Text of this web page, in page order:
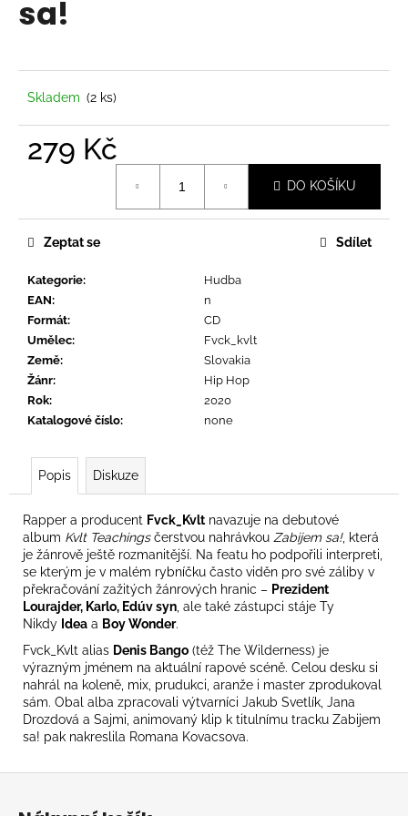
sa!
Skladem (2 ks)
279 Kč
DO KOŠÍKU
Kategorie:
Hudba
EAN:
n
Formát:
CD
Umělec:
Fvck_kvlt
Země:
Slovakia
Žánr:
Hip Hop
Rok:
2020
Katalogové číslo: none
Zeptat se Sdílet
Popis Diskuze
Rapper a producent Fvck_Kvlt navazuje na debutové
album Kvlt Teachingsčerstvou nahrávkou Zabijem sa!, která
je žánrově ještě rozmanitější. Na featu ho podpořili interpreti,
se kterým je v malém rybníčku často viděn pro své záliby v
překračování zažitých žánrových hranic – Prezident
Lourajder, Karlo, Edúv syn , ale také zástupci stáje Ty
Nikdy Idea a Boy Wonder.
Fvck_Kvlt alias Denis Bango (též The Wilderness) je
výrazným jménem na aktuální rapové scéně. Celou desku si
nahrál na koleně, mix, prudukci, aranže i master zprodukoval
sám. Obal alba zpracovali výtvarníci Jakub Svetlík, Jana
Drozdová a Sajmi, animovaný klip k titulnímu tracku Zabijem
sa! pak nakreslila Romana Kovacsova.
a
í
?
HLEDAT
D
o
p
o
u
č
u
m
e
PRAGO
UNION
-
NEKOREKTUM
Kč
Z